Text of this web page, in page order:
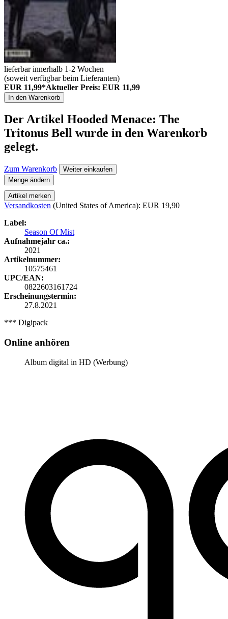
lieferbar innerhalb 1-2 Wochen
(soweit verfügbar beim Lieferanten)
EUR 11,99*Aktueller Preis: EUR 11,99
In den Warenkorb
Der Artikel Hooded Menace: The
Tritonus Bell wurde in den Warenkorb
gelegt.
Zum Warenkorb
Weiter einkaufen
Menge ändern
Artikel merken
Versandkosten (United States of America): EUR 19,90
Label:
Season Of Mist
Aufnahmejahr ca.:
2021
Artikelnummer:
10575461
UPC/EAN:
0822603161724
Erscheinungstermin:
27.8.2021
*** Digipack
Online anhören
Album digital in HD (Werbung)